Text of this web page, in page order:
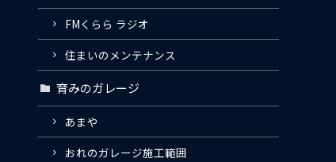
FMくらら ラジオ
住まいのメンテナンス
育みのガレージ
あまや
おれのガレージ施工範囲